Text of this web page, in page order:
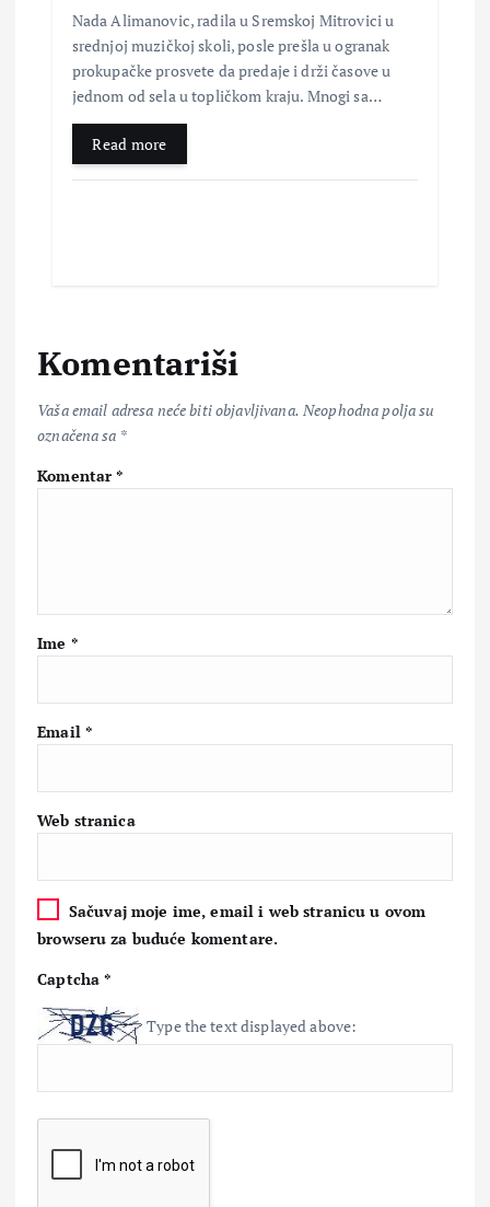
Nada Alimanovic, radila u Sremskoj Mitrovici u
srednjoj muzičkoj skoli, posle prešla u ogranak
prokupačke prosvete da predaje i drži časove u
jednom od sela u topličkom kraju. Mnogi sa…
Read more
Komentariši
Vaša email adresa neće biti objavljivana. Neophodna polja su
označena sa *
Komentar*
Ime *
Email *
Web stranica
Sačuvaj moje ime, email i web stranicu u ovom
browseru za buduće komentare.
Captcha*
Type the text displayed above: